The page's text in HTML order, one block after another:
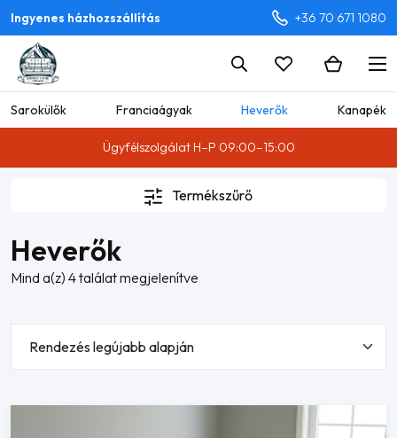
Ingyenes házhozszállítás +36 70 671 1080
Sarokülők Franciaágyak Heverők Kanapék
Ügyfélszolgálat H–P 09:00–15:00
Termékszűrő
Heverők
Mind a(z) 4 találat megjelenítve